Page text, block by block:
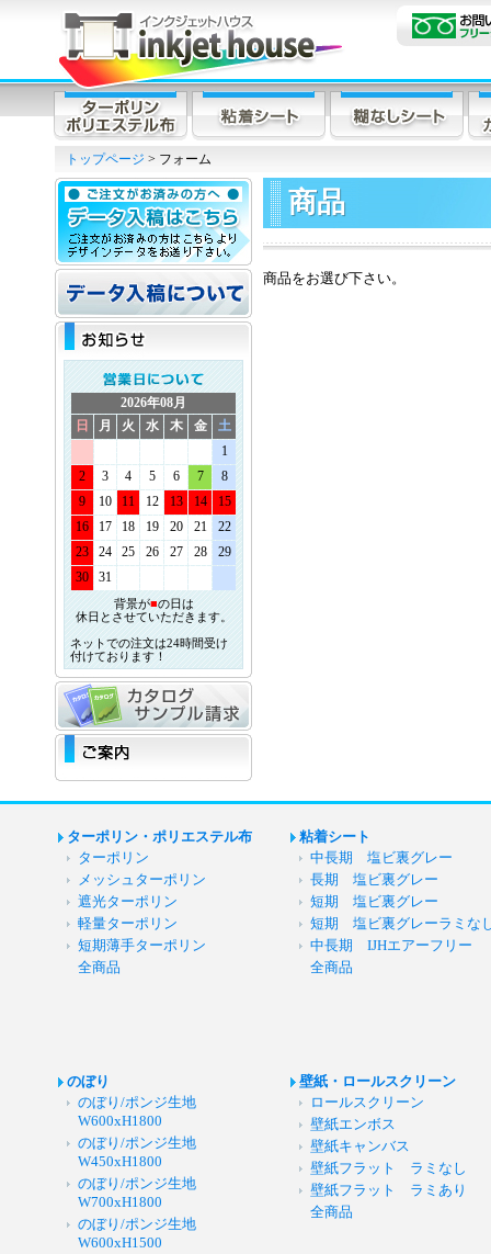
トップページ > フォーム
2026年08月
日
月 火 水 木 金
土
1
2
3 4 5 6 7
8
9
10 11 12 13 14
15
16
17 18 19 20 21
22
23
24 25 26 27 28
29
30
31
背景が■の日は
休日とさせていただきます。
ネットでの注文は24時間受け
付けております！
商品
商品をお選び下さい。
ターポリン・ポリエステル布
ターポリン
メッシュターポリン
遮光ターポリン
軽量ターポリン
短期薄手ターポリン
全商品
粘着シート
中長期 塩ビ裏グレー
長期 塩ビ裏グレー
短期 塩ビ裏グレー
短期 塩ビ裏グレーラミな
中長期 IJHエアーフリー
全商品
のぼり
のぼり/ポンジ生地
W600xH1800
のぼり/ポンジ生地
W450xH1800
のぼり/ポンジ生地
W700xH1800
のぼり/ポンジ生地
W600xH1500
壁紙・ロールスクリーン
ロールスクリーン
壁紙エンボス
壁紙キャンバス
壁紙フラット ラミなし
壁紙フラット ラミあり
全商品